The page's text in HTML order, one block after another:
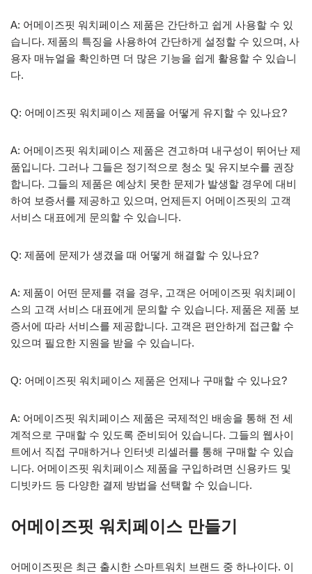
A: 어메이즈핏 워치페이스 제품은 간단하고 쉽게 사용할 수 있
습니다. 제품의 특징을 사용하여 간단하게 설정할 수 있으며, 사
용자 매뉴얼을 확인하면 더 많은 기능을 쉽게 활용할 수 있습니
다.
Q: 어메이즈핏 워치페이스 제품을 어떻게 유지할 수 있나요?
A: 어메이즈핏 워치페이스 제품은 견고하며 내구성이 뛰어난 제
품입니다. 그러나 그들은 정기적으로 청소 및 유지보수를 권장
합니다. 그들의 제품은 예상치 못한 문제가 발생할 경우에 대비
하여 보증서를 제공하고 있으며, 언제든지 어메이즈핏의 고객
서비스 대표에게 문의할 수 있습니다.
Q: 제품에 문제가 생겼을 때 어떻게 해결할 수 있나요?
A: 제품이 어떤 문제를 겪을 경우, 고객은 어메이즈핏 워치페이
스의 고객 서비스 대표에게 문의할 수 있습니다. 제품은 제품 보
증서에 따라 서비스를 제공합니다. 고객은 편안하게 접근할 수
있으며 필요한 지원을 받을 수 있습니다.
Q: 어메이즈핏 워치페이스 제품은 언제나 구매할 수 있나요?
A: 어메이즈핏 워치페이스 제품은 국제적인 배송을 통해 전 세
계적으로 구매할 수 있도록 준비되어 있습니다. 그들의 웹사이
트에서 직접 구매하거나 인터넷 리셀러를 통해 구매할 수 있습
니다. 어메이즈핏 워치페이스 제품을 구입하려면 신용카드 및
디빗카드 등 다양한 결제 방법을 선택할 수 있습니다.
어메이즈핏 워치페이스 만들기
어메이즈핏은 최근 출시한 스마트워치 브랜드 중 하나이다. 이